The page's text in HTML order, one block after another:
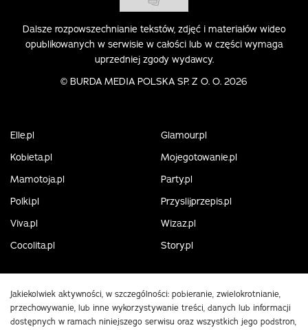
Dalsze rozpowszechnianie tekstów, zdjęć i materiałów wideo
opublikowanych w serwisie w całości lub w części wymaga
uprzedniej zgody wydawcy.
© BURDA MEDIA POLSKA SP. Z O. O. 2026
Elle.pl
Glamour.pl
Kobieta.pl
Mojegotowanie.pl
Mamotoja.pl
Party.pl
Polki.pl
Przyslijprzepis.pl
Viva.pl
Wizaz.pl
Cocolita.pl
Story.pl
Jakiekolwiek aktywności, w szczególności: pobieranie, zwielokrotnianie,
przechowywanie, lub inne wykorzystywanie treści, danych lub informacji
dostępnych w ramach niniejszego serwisu oraz wszystkich jego podstron,